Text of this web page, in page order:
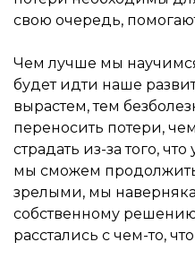
свою очередь,
Чем лучше мы научимся
будет идти наше
вырастем, тем
переносить потери,
страдать из-за того,
мы сможем продолжить
зрелыми, мы
собственному
расстались с чем-то,